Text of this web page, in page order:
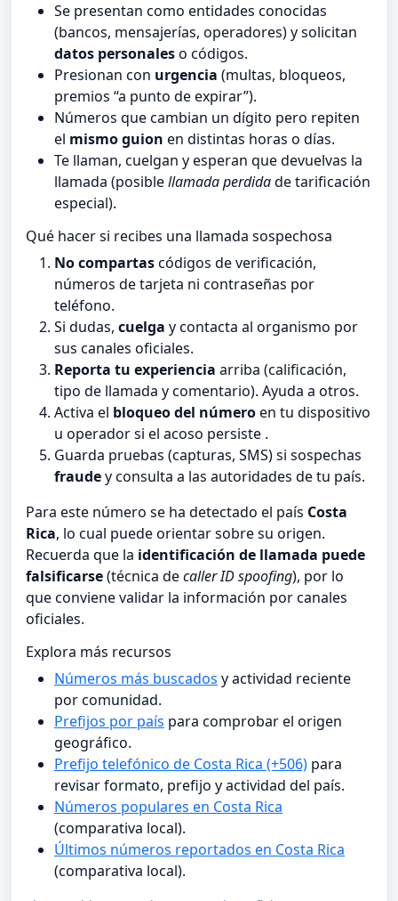
Se presentan como entidades conocidas
(bancos, mensajerías, operadores) y solicitan
datos personaleso códigos.
Presionan con urgencia (multas, bloqueos,
premios “a punto de expirar”).
Números que cambian un dígito pero repiten
el mismo guion en distintas horas o días.
Te llaman, cuelgan y esperan que devuelvas la
llamada (posiblellamada perdidade tarificación
especial).
Qué hacer si recibes una llamada sospechosa
No compartascódigos de verificación,
números de tarjeta ni contraseñas por
teléfono.
Si dudas, cuelga y contacta al organismo por
sus canales oficiales.
Reporta tu experiencia arriba (calificación,
tipo de llamada y comentario). Ayuda a otros.
Activa el bloqueo del númeroen tu dispositivo
u operador si el acoso persiste .
Guarda pruebas (capturas, SMS) si sospechas
fraudey consulta a las autoridades de tu país.
Para este número se ha detectado el país Costa
Rica, lo cual puede orientar sobre su origen.
Recuerda que la identificación de llamada puede
falsificarse(técnica decaller ID spoofing), por lo
que conviene validar la información por canales
oficiales.
Explora más recursos
Números más buscados y actividad reciente
por comunidad.
Prefijos por país para comprobar el origen
geográfico.
Prefijo telefónico de Costa Rica (+506) para
revisar formato, prefijo y actividad del país.
Números populares en Costa Rica
(comparativa local).
Últimos números reportados en Costa Rica
(comparativa local).